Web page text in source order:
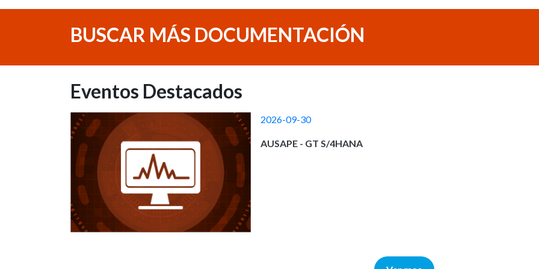
BUSCAR MÁS DOCUMENTACIÓN
Eventos Destacados
2026-09-30
AUSAPE - GT S/4HANA